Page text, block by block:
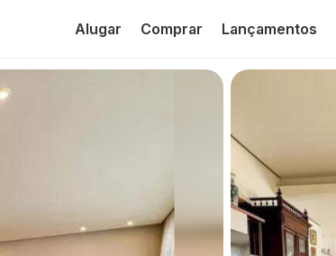
Alugar Comprar Lançamentos